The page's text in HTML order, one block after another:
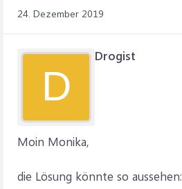
24. Dezember 2019
D
Drogist
Moin Monika,
die Lösung könnte so aussehen: